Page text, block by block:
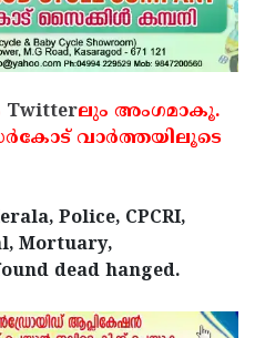
Twitterലും അംഗമാകൂ.
വാര്‍ത്തയിലൂടെ
Police, CPCRI,
Mortuary,
dead hanged.